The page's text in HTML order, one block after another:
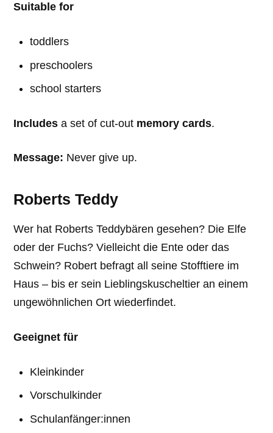
Suitable for
toddlers
preschoolers
school starters
Includes a set of cut-out memory cards.
Message: Never give up.
Roberts Teddy
Wer hat Roberts Teddybären gesehen? Die Elfe
oder der Fuchs? Vielleicht die Ente oder das
Schwein? Robert befragt all seine Stofftiere im
Haus – bis er sein Lieblingskuscheltier an einem
ungewöhnlichen Ort wiederfindet.
Geeignet für
Kleinkinder
Vorschulkinder
Schulanfänger:innen